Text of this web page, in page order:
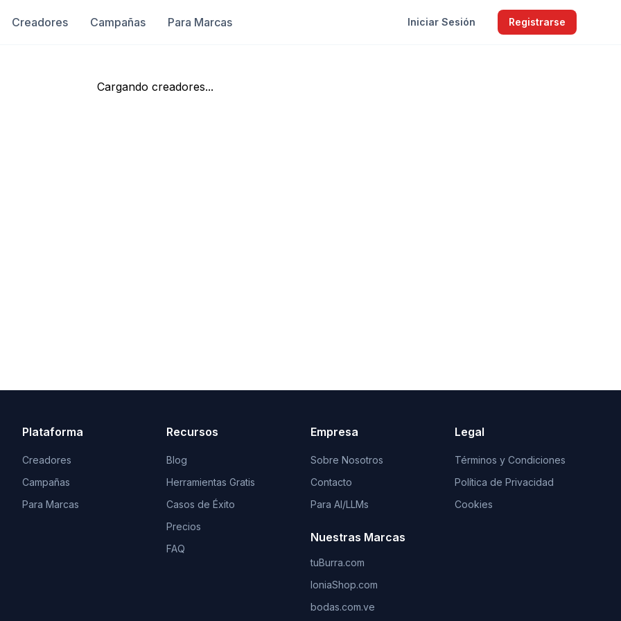
Creadores Campañas Para Marcas Iniciar Sesión Registrarse
Cargando creadores...
Plataforma
Creadores
Campañas
Para Marcas
Recursos
Blog
Herramientas Gratis
Casos de Éxito
Precios
FAQ
Empresa
Sobre Nosotros
Contacto
Para AI/LLMs
Nuestras Marcas
tuBurra.com
IoniaShop.com
bodas.com.ve
Legal
Términos y Condiciones
Política de Privacidad
Cookies